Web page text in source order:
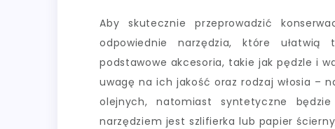
Aby skutecznie przeprowadzić
odpowiednie narzędzia, które
podstawowe akcesoria, takie jak pędzle i
uwagę na ich jakość oraz rodzaj włosia –
olejnych, natomiast syntetyczne
narzędziem jest szlifierka lub papier